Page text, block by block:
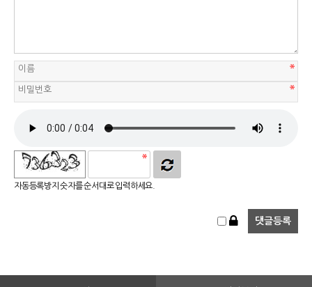
자동등록방지 숫자를 순서대로 입력하세요.